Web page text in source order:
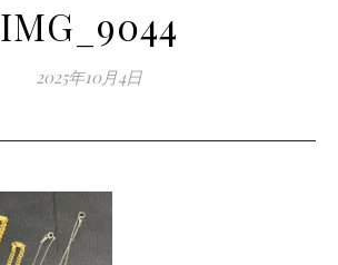
IMG_9044
2025年10月4日